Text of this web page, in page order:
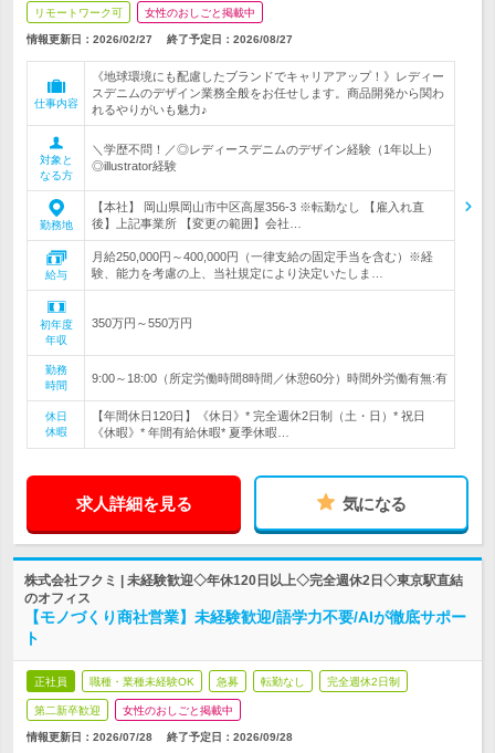
リモートワーク可 女性のおしごと掲載中
情報更新日：2026/02/27 終了予定日： 2026/08/27
仕事内容
《地球環境にも配慮したブランドでキャリアアップ！》レディー
スデニムのデザイン業務全般をお任せします。商品開発から関わ
れるやりがいも魅力♪
対象と
なる方
＼学歴不問！／◎レディースデニムのデザイン経験（1年以上）
◎illustrator経験
勤務地
【本社】 岡山県岡山市中区高屋356-3 ※転勤なし 【雇入れ直
後】上記事業所 【変更の範囲】会社…
給与
月給250,000円～400,000円（一律支給の固定手当を含む）※経
験、能力を考慮の上、当社規定により決定いたしま…
初年度
年収
350万円～550万円
勤務
時間
9:00～18:00（所定労働時間8時間／休憩60分）時間外労働有無:有
休日
休暇
【年間休日120日】《休日》* 完全週休2日制（土・日）* 祝日
《休暇》* 年間有給休暇* 夏季休暇…
求人詳細を見る 気になる
株式会社フクミ | 未経験歓迎◇年休120日以上◇完全週休2日◇東京駅直結
のオフィス
【モノづくり商社営業】未経験歓迎/語学力不要/AIが徹底サポー
ト
正社員 職種・業種未経験OK 急募 転勤なし 完全週休2日制
第二新卒歓迎 女性のおしごと掲載中
情報更新日：2026/07/28 終了予定日： 2026/09/28